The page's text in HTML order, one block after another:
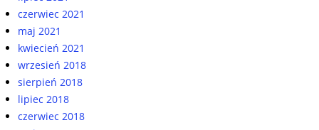
czerwiec 2021
maj 2021
kwiecień 2021
wrzesień 2018
sierpień 2018
lipiec 2018
czerwiec 2018